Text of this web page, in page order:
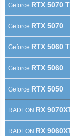
Geforce RTX 5070
Geforce RTX 5070
Geforce RTX 5060
Geforce RTX 5060
Geforce RTX 5050
RADEON RX
RADEON RX